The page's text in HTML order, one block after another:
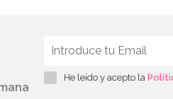
He leído y acepto la